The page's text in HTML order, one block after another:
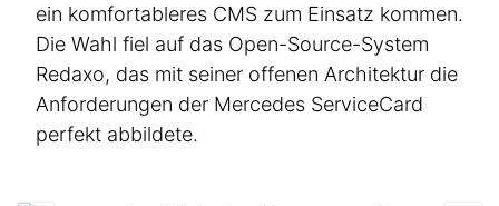
ein komfor­t­a­bleres CMS zum Einsatz kommen.
Die Wahl fiel auf das Open-Source-System
Redaxo, das mit seiner offenen Architektur die
Anfor­de­rungen der Mercedes ServiceCard
perfekt abbildete.